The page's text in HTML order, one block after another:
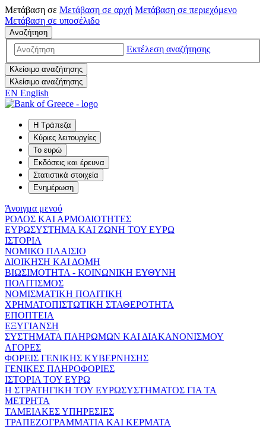
Μετάβαση σε Μετάβαση σε αρχή Μετάβαση σε περιεχόμενο
Μετάβαση σε υποσέλιδο
Αναζήτηση
Εκτέλεση αναζήτησης
Κλείσιμο αναζήτησης
Κλείσιμο αναζήτησης
EN English
Η Τράπεζα
Κύριες λειτουργίες
Το ευρώ
Εκδόσεις και έρευνα
Στατιστικά στοιχεία
Ενημέρωση
Άνοιγμα μενού
ΡΟΛΟΣ ΚΑΙ ΑΡΜΟΔΙΟΤΗΤΕΣ
ΕΥΡΩΣΥΣΤΗΜΑ ΚΑΙ ΖΩΝΗ ΤΟΥ ΕΥΡΩ
ΙΣΤΟΡΙΑ
ΝΟΜΙΚΟ ΠΛΑΙΣΙΟ
ΔΙΟΙΚΗΣΗ ΚΑΙ ΔΟΜΗ
ΒΙΩΣΙΜΟΤΗΤΑ - ΚΟΙΝΩΝΙΚΗ ΕΥΘΥΝΗ
ΠΟΛΙΤΙΣΜΟΣ
ΝΟΜΙΣΜΑΤΙΚΗ ΠΟΛΙΤΙΚΗ
ΧΡΗΜΑΤΟΠΙΣΤΩΤΙΚΗ ΣΤΑΘΕΡΟΤΗΤΑ
ΕΠΟΠΤΕΙΑ
ΕΞΥΓΙΑΝΣΗ
ΣΥΣΤΗΜΑΤΑ ΠΛΗΡΩΜΩΝ ΚΑΙ ΔΙΑΚΑΝΟΝΙΣΜΟΥ
ΑΓΟΡΕΣ
ΦΟΡΕΙΣ ΓΕΝΙΚΗΣ ΚΥΒΕΡΝΗΣΗΣ
ΓΕΝΙΚΕΣ ΠΛΗΡΟΦΟΡΙΕΣ
ΙΣΤΟΡΙΑ ΤΟΥ ΕΥΡΩ
Η ΣΤΡΑΤΗΓΙΚΗ ΤΟΥ ΕΥΡΩΣΥΣΤΗΜΑΤΟΣ ΓΙΑ ΤΑ
ΜΕΤΡΗΤΑ
ΤΑΜΕΙΑΚΕΣ ΥΠΗΡΕΣΙΕΣ
ΤΡΑΠΕΖΟΓΡΑΜΜΑΤΙΑ ΚΑΙ ΚΕΡΜΑΤΑ